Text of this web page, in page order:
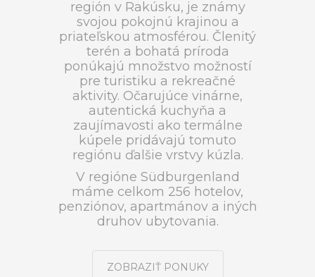
región v Rakúsku, je známy
svojou pokojnú krajinou a
priateľskou atmosférou. Členitý
terén a bohatá príroda
ponúkajú množstvo možností
pre turistiku a rekreačné
aktivity. Očarujúce vinárne,
autentická kuchyňa a
zaujímavosti ako termálne
kúpele pridávajú tomuto
regiónu ďalšie vrstvy kúzla.
V regióne Südburgenland
máme celkom 256 hotelov,
penziónov, apartmánov a iných
druhov ubytovania.
ZOBRAZIŤ PONUKY